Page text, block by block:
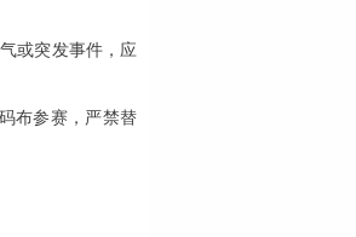
或突发事件，应
布参赛，严禁替